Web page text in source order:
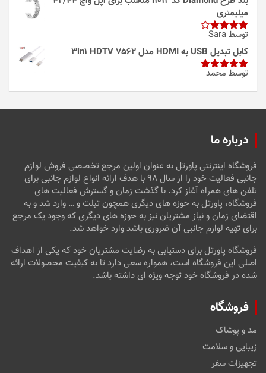
میلیمتری
امتیاز4
از 5
توسط Sara
کابل تبدیل USB به HDMI مدل 3in1 HDTV 7562
امتیاز5از
توسط محمد
درباره ما
فروشگاه اینترنتی پاورتل به عنوان اولین مرجع تخصصی فروش لوازم
جانبی فعالیت خود را از سال ۹۸ با هدف ارائه انواع لوازم جانبی برای
تلفن های همراه آغاز کرد. با گذشت زمان و گسترش فعالیت های
فروشگاه، پاورتل به حوزه های دیگری همچون تبلت و … وارد شد و به
اقتضای زمان و نیاز مشتریان نیز به حوزه های دیگری که وجود یک مرجع
برای تهیه لوازم جانبی آن ضروری باشد وارد خواهد شد.
فروشگاه پاورتل برای دستیابی به رضایت مشتریان خود که یکی از اهداف
اصلی این فروشگاه است، همواره سعی دارد تا به کیفیت محصولات ارائه
شده در فروشگاه خود توجه ویژه ای داشته باشد.
فروشگاه
مد و پوشاک
زیبایی و سلامت
تجهیزات سفر